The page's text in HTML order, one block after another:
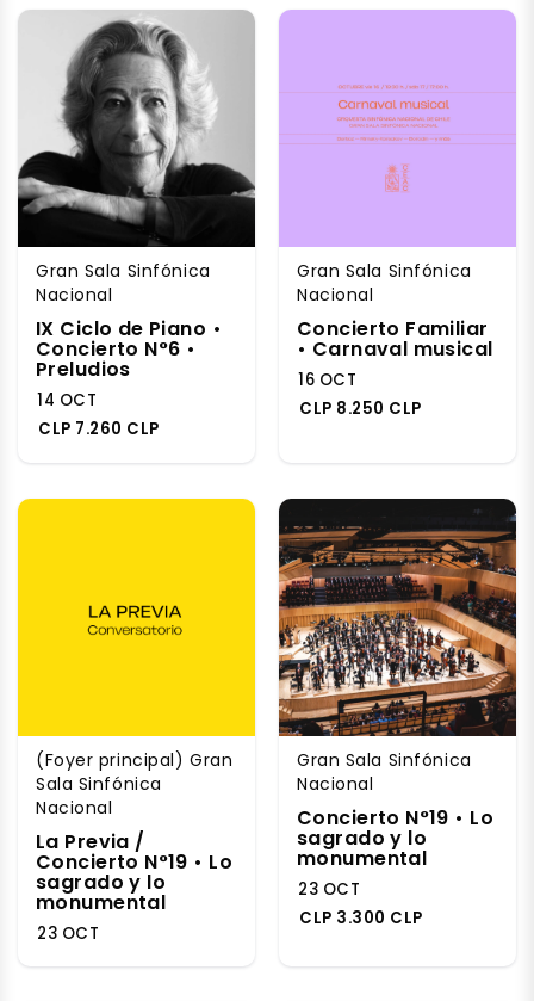
Gran Sala Sinfónica
Nacional
IX Ciclo de Piano •
Concierto N°6 •
Preludios
14 OCT
CLP 7.260 CLP
Gran Sala Sinfónica
Nacional
Concierto Familiar
• Carnaval musical
16 OCT
CLP 8.250 CLP
(Foyer principal) Gran
Sala Sinfónica
Nacional
La Previa /
Concierto N°19 • Lo
sagrado y lo
monumental
23 OCT
Gran Sala Sinfónica
Nacional
Concierto N°19 • Lo
sagrado y lo
monumental
23 OCT
CLP 3.300 CLP